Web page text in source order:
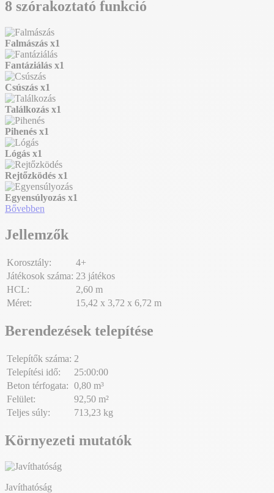
8 szórakoztató funkció
Falmászás x1
Fantáziálás x1
Csúszás x1
Találkozás x1
Pihenés x1
Lógás x1
Rejtőzködés x1
Egyensúlyozás x1
Bővebben
Jellemzők
Korosztály:
4+
Játékosok száma: 23 játékos
HCL:
2,60 m
Méret:
15,42 x 3,72 x 6,72 m
Berendezések telepítése
Telepítők száma: 2
Telepítési idő:
25:00:00
Beton térfogata: 0,80 m³
Felület:
92,50 m²
Teljes súly:
713,23 kg
Környezeti mutatók
Javíthatóság